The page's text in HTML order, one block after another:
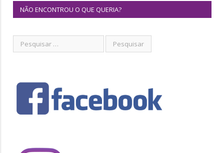
NÃO ENCONTROU O QUE QUERIA?